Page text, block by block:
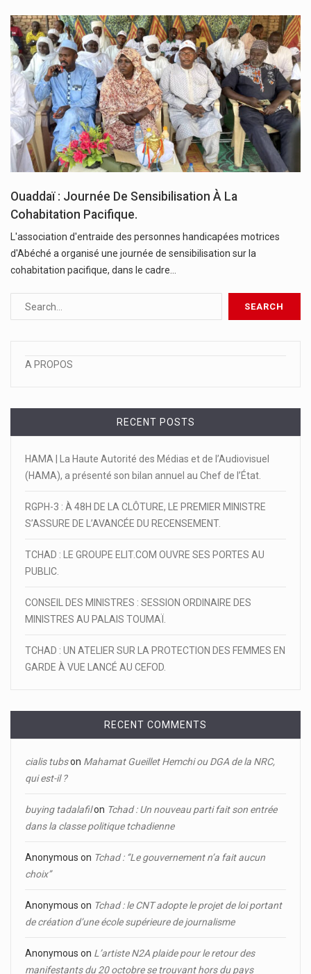
Ouaddaï : Journée De Sensibilisation À La
Cohabitation Pacifique.
L'association d'entraide des personnes handicapées motrices
d'Abéché a organisé une journée de sensibilisation sur la
cohabitation pacifique, dans le cadre…
A PROPOS
RECENT POSTS
HAMA | La Haute Autorité des Médias et de l’Audiovisuel
(HAMA), a présenté son bilan annuel au Chef de l’État.
RGPH-3 : À 48H DE LA CLÔTURE, LE PREMIER MINISTRE
S’ASSURE DE L’AVANCÉE DU RECENSEMENT.
TCHAD : LE GROUPE ELIT.COM OUVRE SES PORTES AU
PUBLIC.
CONSEIL DES MINISTRES : SESSION ORDINAIRE DES
MINISTRES AU PALAIS TOUMAÏ.
TCHAD : UN ATELIER SUR LA PROTECTION DES FEMMES EN
GARDE À VUE LANCÉ AU CEFOD.
RECENT COMMENTS
cialis tubson Mahamat Gueillet Hemchi ou DGA de la NRC,
qui est-il ?
buying tadalafilon Tchad : Un nouveau parti fait son entrée
dans la classe politique tchadienne
Anonymous on Tchad : ‘’Le gouvernement n’a fait aucun
choix’’
Anonymous on Tchad : le CNT adopte le projet de loi portant
de création d’une école supérieure de journalisme
Anonymous on L’artiste N2A plaide pour le retour des
manifestants du 20 octobre se trouvant hors du pays